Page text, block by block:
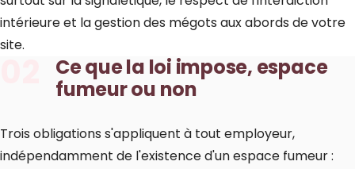
intérieure et la gestion des mégots aux abords de votre
site.
Ce que la loi impose, espace
fumeur ou non
Trois obligations s'appliquent à tout employeur,
indépendamment de l'existence d'un espace fumeur :